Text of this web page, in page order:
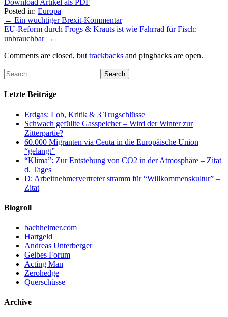
Download Artikel als PDF
Posted in: Europa
← Ein wuchtiger Brexit-Kommentar
EU-Reform durch Frogs & Krauts ist wie Fahrrad für Fisch:
unbrauchbar →
Comments are closed, but trackbacks and pingbacks are open.
Letzte Beiträge
Erdgas: Lob, Kritik & 3 Trugschlüsse
Schwach gefüllte Gasspeicher – Wird der Winter zur
Zitterpartie?
60.000 Migranten via Ceuta in die Europäische Union
“gelangt”
“Klima”: Zur Entstehung von CO2 in der Atmosphäre – Zitat
d. Tages
D: Arbeitnehmervertreter stramm für “Willkommenskultur” –
Zitat
Blogroll
bachheimer.com
Hartgeld
Andreas Unterberger
Gelbes Forum
Acting Man
Zerohedge
Querschüsse
Archive